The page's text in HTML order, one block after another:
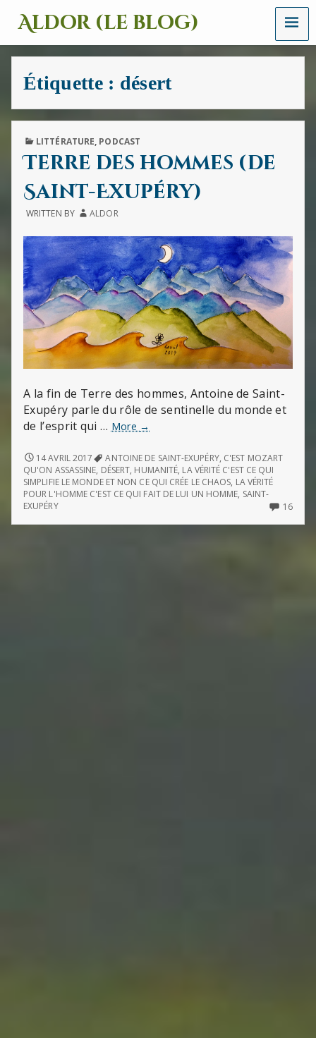
Aldor (le blog)
Un
site
avec
des
des
images
et
sons
MENU
Étiquette : désert
PUBLISHED
LITTÉRATURE, PODCAST
Terre des hommes (de
Saint-Exupéry)
WRITTEN BY ALDOR
A la fin de Terre des hommes, Antoine de Saint-
Exupéry parle du rôle de sentinelle du monde et
de l’esprit qui … More Terre
hommes
(de
Saint-
Exupéry)
→
TERRE
DES
HOMMES
(DE
SAINT-
14 AVRIL 2017 ANTOINE DE SAINT-EXUPÉRY, C'EST MOZART
QU'ON ASSASSINE, DÉSERT, HUMANITÉ, LA VÉRITÉ C'EST CE QUI
SIMPLIFIE LE MONDE ET NON CE QUI CRÉE LE CHAOS, LA VÉRITÉ
POUR L'HOMME C'EST CE QUI FAIT DE LUI UN HOMME, SAINT-
EXUPÉRY
1616